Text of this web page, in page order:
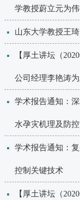
学教授蔚立元为​
山东大学教授王
【厚土讲坛（
公司经理李艳涛
学术报告通知：
水孕灾机理及防
学术报告通知：
控制关键技术
【厚土讲坛（